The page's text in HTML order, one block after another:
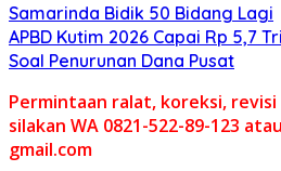
Samarinda Bidik 50 Bidang Lagi
APBD Kutim 2026 Capai Rp 5,7
Soal Penurunan Dana Pusat
Permintaan ralat, koreksi,
silakan WA 0821-522-89-123
gmail.com